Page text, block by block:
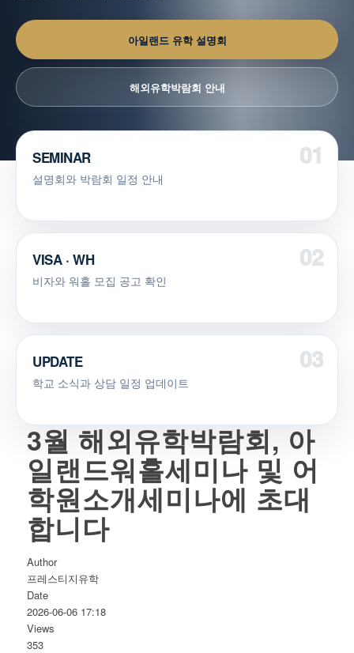
아일랜드 유학 설명회
해외유학박람회 안내
SEMINAR
설명회와 박람회 일정 안내
VISA · WH
비자와 워홀 모집 공고 확인
UPDATE
학교 소식과 상담 일정 업데이트
3월 해외유학박람회, 아
일랜드워홀세미나 및 어
학원소개세미나에 초대
합니다
Author
프레스티지유학
Date
2026-06-06 17:18
Views
353